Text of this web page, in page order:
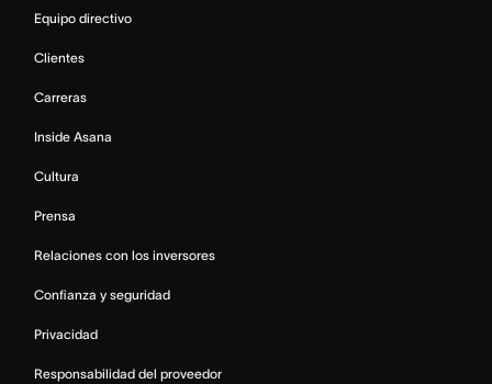
Equipo directivo
Clientes
Carreras
Inside Asana
Cultura
Prensa
Relaciones con los inversores
Confianza y seguridad
Privacidad
Responsabilidad del proveedor